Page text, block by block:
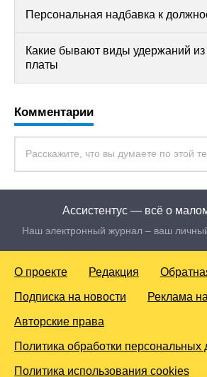
Персональная надбавка к
Какие бывают виды удержаний из
платы
Комментарии
Ассистентус — всё о
Наш электронный журнал – ваш личный
О проекте Редакция
Подписка на новости Реклама
Авторские права
Политика обработки персональных
Политика использования cookies